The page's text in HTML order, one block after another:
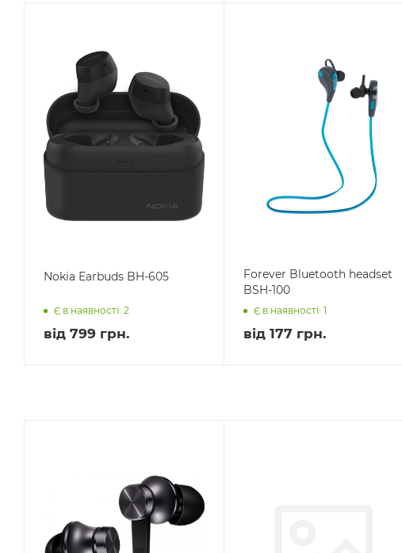
Nokia Earbuds BH-605
Є в наявності: 2
від 799 грн.
Forever Bluetooth headset
BSH-100
Є в наявності: 1
від 177 грн.